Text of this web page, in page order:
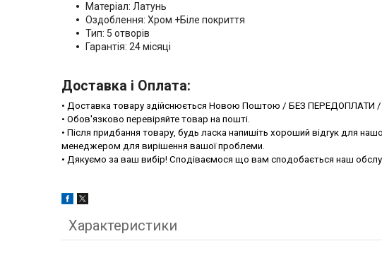
Матеріал: Латунь
Оздоблення: Хром +Біле покриття
Тип: 5 отворів
Гарантія: 24 місяці
Доставка і Оплата:
• Доставка товару здійснюється Новою Поштою / БЕЗ ПЕРЕДОПЛАТИ /
• Обов'язково перевіряйте товар на пошті.
• Після придбання товару, будь ласка напишіть хороший відгук для
менеджером для вирішення вашої проблеми.
• Дякуємо за ваш вибір! Сподіваємося що вам сподобається наш
Характеристики